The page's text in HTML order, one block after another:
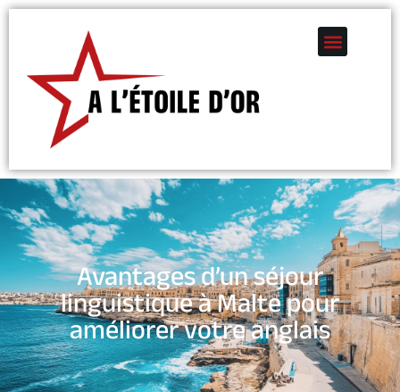
Avantages d’un séjour
linguistique à Malte pour
améliorer votre anglais